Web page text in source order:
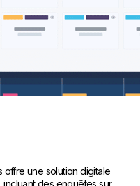
offre une solution digitale
incluant des enquêtes sur